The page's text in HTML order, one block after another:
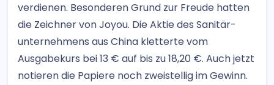
verdienen. Besonderen Grund zur Freude hatten
die Zeichner von Joyou. Die Aktie des Sanitär-
unternehmens aus China kletterte vom
Ausgabekurs bei 13 € auf bis zu 18,20 €. Auch jetzt
notieren die Papiere noch zweistellig im Gewinn.